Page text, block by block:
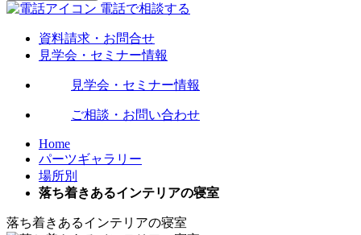
電話で相談する
資料請求・お問合せ
見学会・セミナー情報
見学会・セミナー情報
ご相談・お問い合わせ
Home
パーツギャラリー
場所別
落ち着きあるインテリアの寝室
落ち着きあるインテリアの寝室